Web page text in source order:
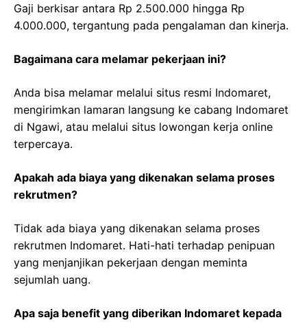
Gaji berkisar antara Rp 2.500.000 hingga Rp
4.000.000, tergantung pada pengalaman dan kinerja.
Bagaimana cara melamar pekerjaan ini?
Anda bisa melamar melalui situs resmi Indomaret,
mengirimkan lamaran langsung ke cabang Indomaret
di Ngawi, atau melalui situs lowongan kerja online
terpercaya.
Apakah ada biaya yang dikenakan selama proses
rekrutmen?
Tidak ada biaya yang dikenakan selama proses
rekrutmen Indomaret. Hati-hati terhadap penipuan
yang menjanjikan pekerjaan dengan meminta
sejumlah uang.
Apa saja benefit yang diberikan Indomaret kepada